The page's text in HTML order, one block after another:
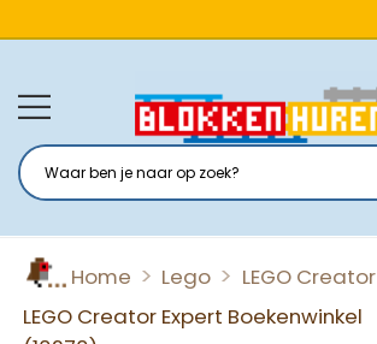
Home > Lego > LEGO Creator
LEGO Creator Expert Boekenwinkel